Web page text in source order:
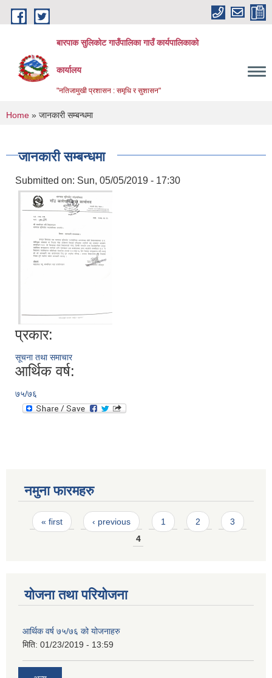
Skip to main content
बारपाक सुलिकोट गाउँपालिका गाउँ कार्यपालिकाको
कार्यालय
"नतिजामुखी प्रशासन : समृधि र सुशासन"
You are here
Home » जानकारी सम्बन्धमा
जानकारी सम्बन्धमा
Submitted on: Sun, 05/05/2019 - 17:30
प्रकार:
सूचना तथा समाचार
आर्थिक वर्ष:
७५/७६
नमुना फारमहरु
Pages
« first ‹ previous 1 2
3
4
योजना तथा परियोजना
आर्थिक वर्ष ७५/७६ को योजनाहरु
मिति: 01/23/2019 - 13:59